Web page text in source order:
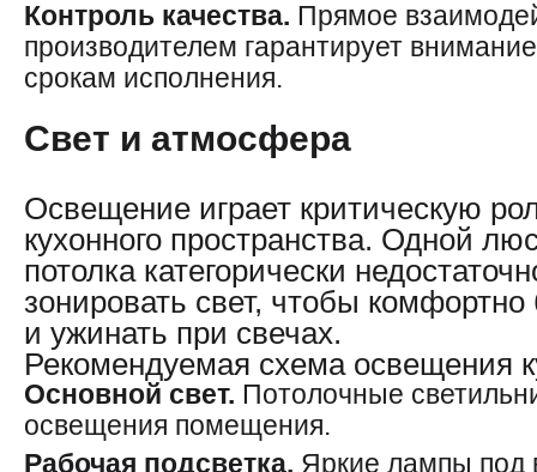
Контроль качества. Прямое
производителем гарантирует
срокам исполнения.
Свет и атмосфера
Освещение играет критическую
кухонного пространства. Одной
потолка категорически
зонировать свет, чтобы комфортно
и ужинать при свечах.
Рекомендуемая схема освещения
Основной свет. Потолочные
освещения помещения.
Рабочая подсветка. Яркие лампы под